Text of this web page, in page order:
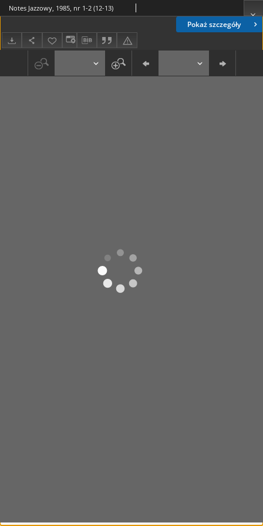
Pokaż szczegóły
Notes Jazzowy, 1985, nr 1-2 (12-13)